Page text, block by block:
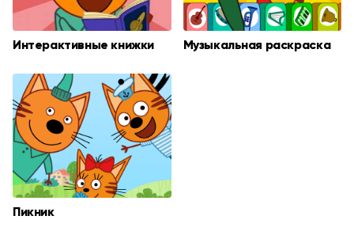
Интерактивные книжки Музыкальная раскраска
Пикник